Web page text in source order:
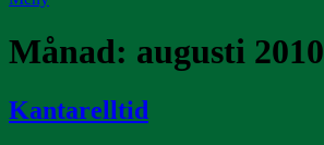
Månad: augusti 2010
Kantarelltid